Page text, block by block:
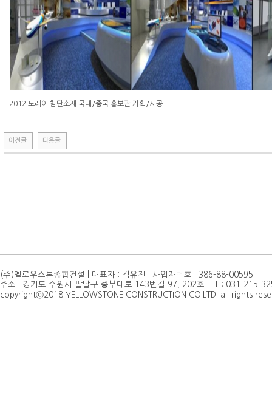
2012 도레이 첨단소재 국내/중국 홍보관 기획/시공
이전글 다음글
(주)옐로우스톤종합건설 | 대표자 : 김유진 | 사업자번호 : 386-88-00595
주소 : 경기도 수원시 팔달구 중부대로 143번길 97, 202호 TEL : 031-215-
copyrightⓒ2018 YELLOWSTONE CONSTRUCTION CO.LTD. all rights